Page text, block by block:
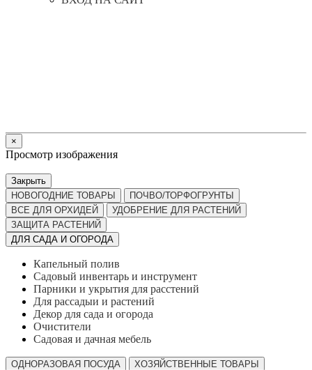
×
Просмотр изображения
Закрыть
НОВОГОДНИЕ ТОВАРЫ
ПОЧВО/ТОРФОГРУНТЫ
ВСЕ ДЛЯ ОРХИДЕЙ
УДОБРЕНИЕ ДЛЯ РАСТЕНИЙ
ЗАЩИТА РАСТЕНИЙ
ДЛЯ САДА И ОГОРОДА
Капельный полив
Садовый инвентарь и инструмент
Парники и укрытия для расстений
Для рассадыи и растений
Декор для сада и огорода
Очистители
Садовая и дачная мебель
ОДНОРАЗОВАЯ ПОСУДА
ХОЗЯЙСТВЕННЫЕ ТОВАРЫ